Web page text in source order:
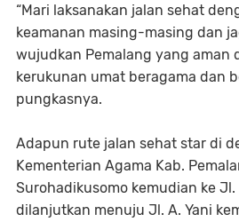
“Mari laksanakan jalan sehat
keamanan masing-masing dan
wujudkan Pemalang yang aman
kerukunan umat beragama dan
pungkasnya.
Adapun rute jalan sehat star di
Kementerian Agama Kab.
Surohadikusomo kemudian ke Jl.
dilanjutkan menuju Jl. A. Yani